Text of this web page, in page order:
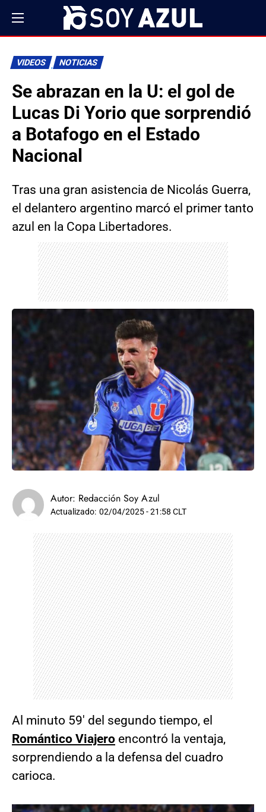
VIDEOS NOTICIAS
Se abrazan en la U: el gol de
Lucas Di Yorio que sorprendió
a Botafogo en el Estado
Nacional
Tras una gran asistencia de Nicolás Guerra,
el delantero argentino marcó el primer tanto
azul en la Copa Libertadores.
Autor: Redacción Soy Azul
Actualizado: 02/04/2025 - 21:58 CLT
Al minuto 59′ del segundo tiempo, el
Romántico Viajero encontró la ventaja,
sorprendiendo a la defensa del cuadro
carioca.